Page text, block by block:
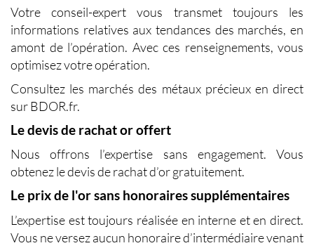
Votre conseil-expert vous transmet toujours les
informations relatives aux tendances des marchés, en
amont de l’opération. Avec ces renseignements, vous
optimisez votre opération.
Consultez les marchés des métaux précieux en direct
sur BDOR.fr.
Le devis de rachat or offert
Nous offrons l’expertise sans engagement. Vous
obtenez le devis de rachat d’or gratuitement.
Le prix de l'or sans honoraires supplémentaires
L’expertise est toujours réalisée en interne et en direct.
Vous ne versez aucun honoraire d’intermédiaire venant